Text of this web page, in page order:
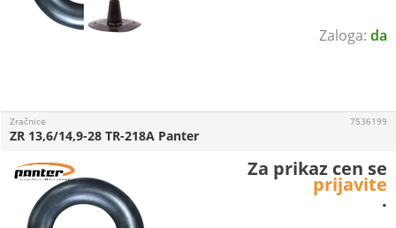
da
Zračnice
ZR 13,6/14,9-28 TR-218A Panter
7536199
Za prikaz cen se
prijavite
.